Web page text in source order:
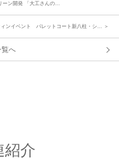
ーン開発 「大工さんの…
ィンイベント パレットコート新八柱・シ… ＞
覧へ
紹介